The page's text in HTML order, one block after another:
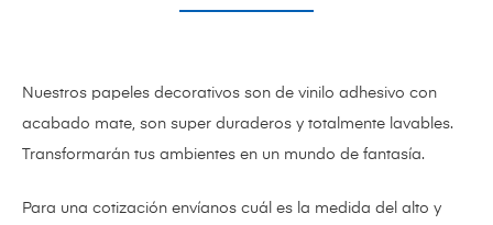
Nuestros papeles decorativos son de vinilo adhesivo con
acabado mate, son super duraderos y totalmente lavables.
Transformarán tus ambientes en un mundo de fantasía.
Para una cotización envíanos cuál es la medida del alto y